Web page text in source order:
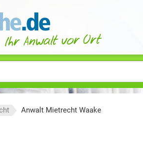
Anwalt Mietrecht Waake